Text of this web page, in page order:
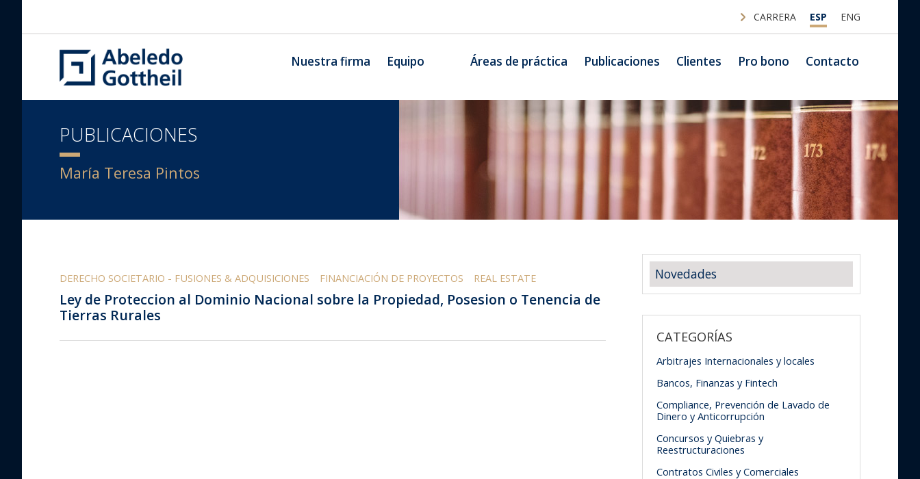
CARRERA ESP ENG
Nuestra firma Equipo Áreas de práctica Publicaciones Clientes Pro bono Contacto
PUBLICACIONES
María Teresa Pintos
DERECHO SOCIETARIO - FUSIONES & ADQUISICIONES FINANCIACIÓN DE PROYECTOS REAL ESTATE
Ley de Proteccion al Dominio Nacional sobre la Propiedad, Posesion o Tenencia de
Tierras Rurales
Novedades
CATEGORÍAS
Arbitrajes Internacionales y locales
Bancos, Finanzas y Fintech
Compliance, Prevención de Lavado de
Dinero y Anticorrupción
Concursos y Quiebras y
Reestructuraciones
Contratos Civiles y Comerciales